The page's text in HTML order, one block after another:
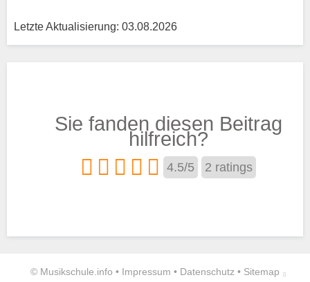
Trägertyp*
Blasinstrumente
Zupfinstrumente
Letzte Aktualisierung: 03.08.2026
Sie fanden diesen Beitrag
hilfreich?
4.5/5 2 ratings
© Musikschule.info • Impressum • Datenschutz • Sitemap